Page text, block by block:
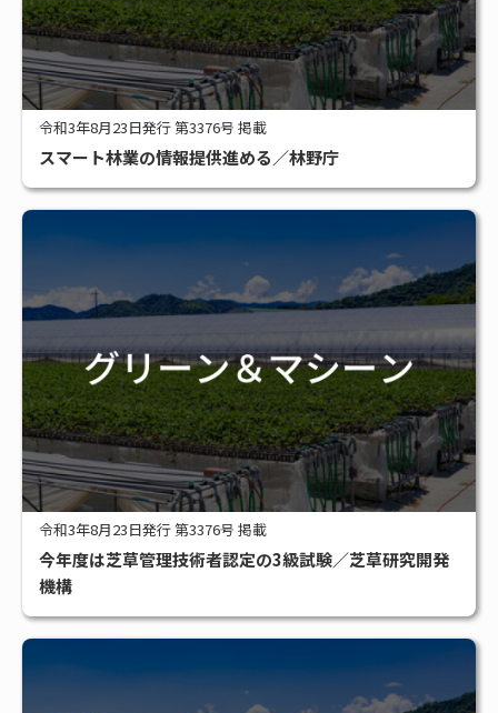
令和3年8月23日発行 第3376号 掲載
スマート林業の情報提供進める／林野庁
令和3年8月23日発行 第3376号 掲載
今年度は芝草管理技術者認定の3級試験／芝草研究開発
機構